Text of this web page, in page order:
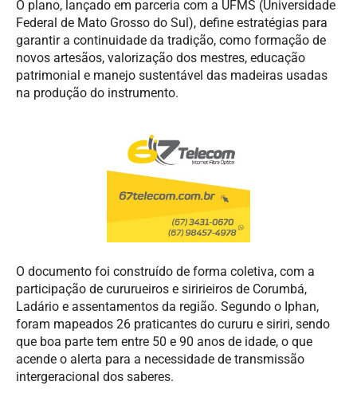
O plano, lançado em parceria com a UFMS (Universidade
Federal de Mato Grosso do Sul), define estratégias para
garantir a continuidade da tradição, como formação de
novos artesãos, valorização dos mestres, educação
patrimonial e manejo sustentável das madeiras usadas
na produção do instrumento.
O documento foi construído de forma coletiva, com a
participação de cururueiros e siririeiros de Corumbá,
Ladário e assentamentos da região. Segundo o Iphan,
foram mapeados 26 praticantes do cururu e siriri, sendo
que boa parte tem entre 50 e 90 anos de idade, o que
acende o alerta para a necessidade de transmissão
intergeracional dos saberes.